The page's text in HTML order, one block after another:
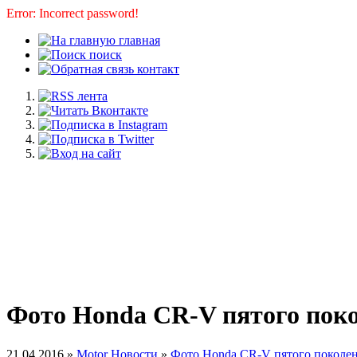
Error: Incorrect password!
главная
поиск
контакт
Фото Honda CR-V пятого
21.04.2016 » Motor Новости » Фото Honda CR-V пятого